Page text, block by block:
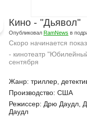
Кино - "Дьявол"
Опубликовал RamNews в
Скоро начинается
- кинотеатр
сентября
Жанр: триллер,
Производство: США
Режиссер: Дрю Даудл,
Даудл